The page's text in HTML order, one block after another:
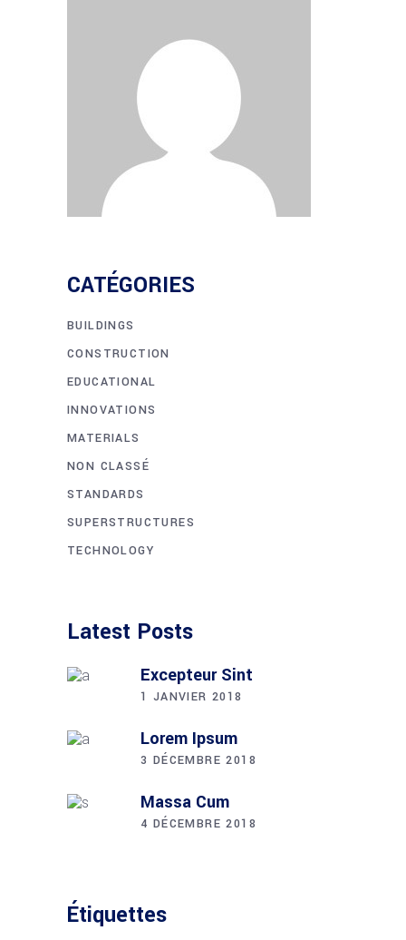
CATÉGORIES
BUILDINGS
CONSTRUCTION
EDUCATIONAL
INNOVATIONS
MATERIALS
NON CLASSÉ
STANDARDS
SUPERSTRUCTURES
TECHNOLOGY
Latest Posts
Excepteur Sint
1 JANVIER 2018
Lorem Ipsum
3 DÉCEMBRE 2018
Massa Cum
4 DÉCEMBRE 2018
Étiquettes